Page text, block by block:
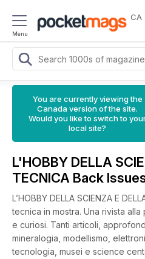
Menu
CA
You are currently viewing the
Canada version of the site.
Would you like to switch to
local site?
L'HOBBY DELLA
TECNICA Back
L’HOBBY DELLA SCIENZA E
tecnica in mostra. Una rivista
e curiosi. Tanti articoli,
mineralogia, modellismo,
tecnologia, musei e science